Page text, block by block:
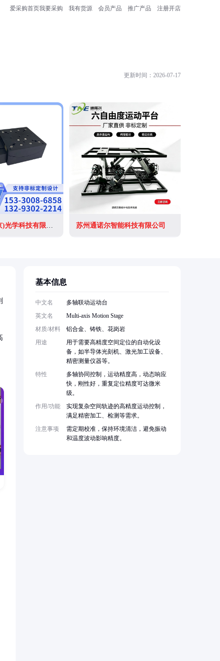
爱采购首页我要采购 我有货源 会员产品 推广产品 注册开店
更新时间：2026-07-17
微纳光科(北京)光学科技有限公司 苏州通诺尔智能科技有限公司
基本信息
中文名
多轴联动运动台
英文名
Multi-axis Motion Stage
材质/材料
铝合金、铸铁、花岗岩
用途
用于需要高精度空间定位的自动化设
备，如半导体光刻机、激光加工设备、
精密测量仪器等。
特性
多轴协同控制，运动精度高，动态响应
快，刚性好，重复定位精度可达微米
级。
作用/功能
实现复杂空间轨迹的高精度运动控制，
满足精密加工、检测等需求。
注意事项
需定期校准，保持环境清洁，避免振动
和温度波动影响精度。